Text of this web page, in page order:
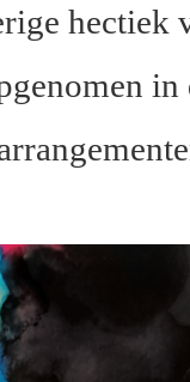
hectiek